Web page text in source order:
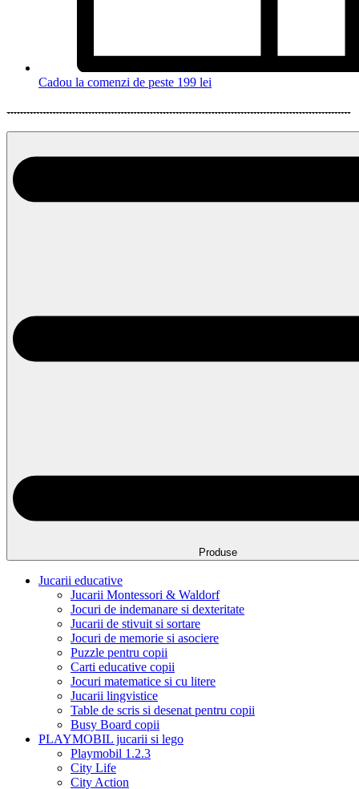
Cadou la comenzi de peste 199 lei
Produse
Jucarii educative
Jucarii Montessori & Waldorf
Jocuri de indemanare si dexteritate
Jucarii de stivuit si sortare
Jocuri de memorie si asociere
Puzzle pentru copii
Carti educative copii
Jocuri matematice si cu litere
Jucarii lingvistice
Table de scris si desenat pentru copii
Busy Board copii
PLAYMOBIL jucarii si lego
Playmobil 1.2.3
City Life
City Action